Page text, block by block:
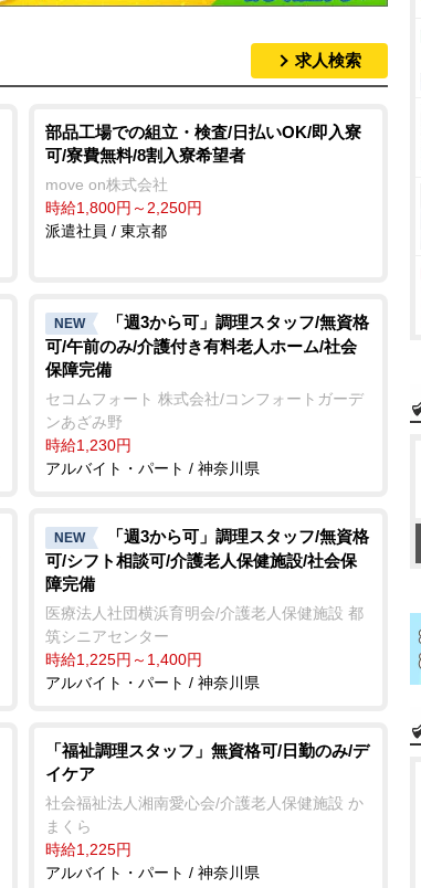
求人検索
部品工場での組立・検査/日払いOK/即入寮
可/寮費無料/8割入寮希望者
move on株式会社
時給1,800円～2,250円
派遣社員 / 東京都
NEW
「週3から可」調理スタッフ/無資格
可/午前のみ/介護付き有料老人ホーム/社会
保障完備
セコムフォート 株式会社/コンフォートガーデ
ンあざみ野
時給1,230円
アルバイト・パート / 神奈川県
NEW
「週3から可」調理スタッフ/無資格
可/シフト相談可/介護老人保健施設/社会保
障完備
医療法人社団横浜育明会/介護老人保健施設 都
筑シニアセンター
時給1,225円～1,400円
アルバイト・パート / 神奈川県
「福祉調理スタッフ」無資格可/日勤のみ/デ
イケア
社会福祉法人湘南愛心会/介護老人保健施設 か
まくら
時給1,225円
アルバイト・パート / 神奈川県